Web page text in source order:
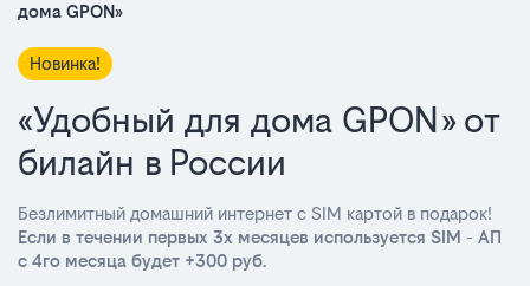
дома GPON»
Новинка!
«Удобный для дома GPON» от
билайн в России
Безлимитный домашний интернет с SIM картой в подарок!
Если в течении первых 3х месяцев используется SIM - АП
с 4го месяца будет +300 руб.